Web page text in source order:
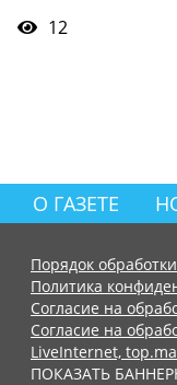
12
О ГАЗЕТЕ
Порядок
Политика
Согласие на
Согласие на
LiveInternet,
ПОКАЗАТЬ